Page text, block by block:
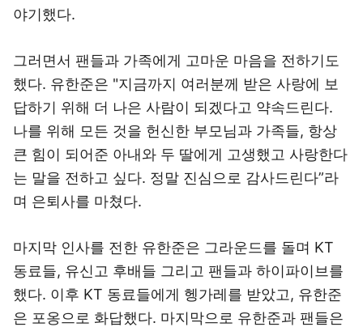
야기했다.
그러면서 팬들과 가족에게 고마운 마음을 전하기도
했다. 유한준은 "지금까지 여러분께 받은 사랑에 보
답하기 위해 더 나은 사람이 되겠다고 약속드린다.
나를 위해 모든 것을 헌신한 부모님과 가족들, 항상
큰 힘이 되어준 아내와 두 딸에게 고생했고 사랑한다
는 말을 전하고 싶다. 정말 진심으로 감사드린다”라
며 은퇴사를 마쳤다.
마지막 인사를 전한 유한준은 그라운드를 돌며 KT
동료들, 유신고 후배들 그리고 팬들과 하이파이브를
했다. 이후 KT 동료들에게 헹가레를 받았고, 유한준
은 포옹으로 화답했다. 마지막으로 유한준과 팬들은